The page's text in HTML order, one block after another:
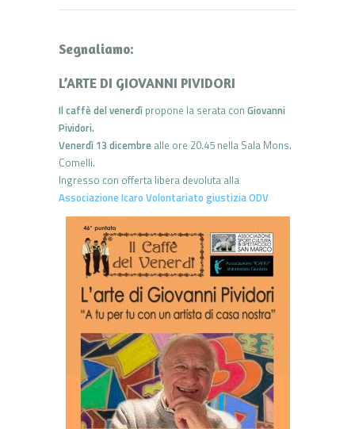
Segnaliamo:
L’ARTE DI GIOVANNI PIVIDORI
Il caffè del venerdì propone la serata con Giovanni
Pividori.
Venerdì 13 dicembre alle ore 20.45 nella Sala Mons.
Comelli.
Ingresso con offerta libera devoluta alla
Associazione Icaro Volontariato giustizia ODV